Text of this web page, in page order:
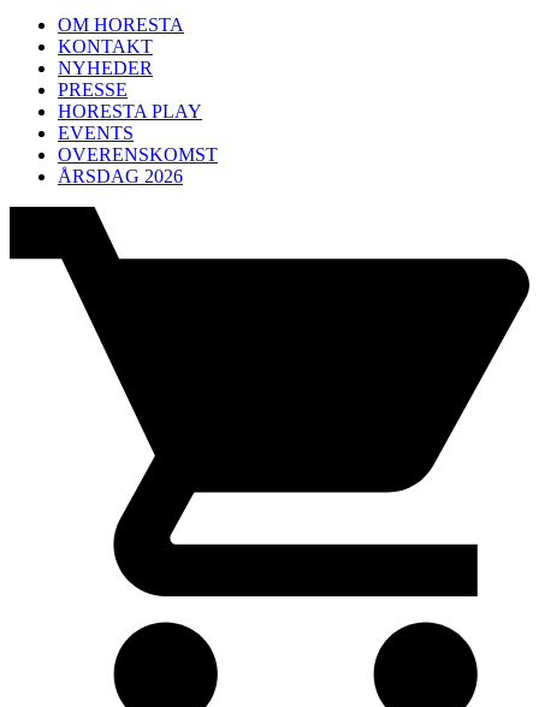
OM HORESTA
KONTAKT
NYHEDER
PRESSE
HORESTA PLAY
EVENTS
OVERENSKOMST
ÅRSDAG 2026